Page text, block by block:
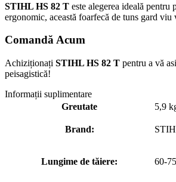
STIHL HS 82 T este alegerea ideală
ergonomic, această foarfecă de tuns gard
Comandă Acum
Achiziționați STIHL HS 82 T pentru a vă
peisagistică!
Informații suplimentare
Greutate
5,9
Brand:
Lungime de tăiere: 60-